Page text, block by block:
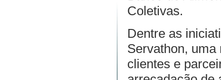
Coletivas.
Dentre as
Servathon,
clientes e